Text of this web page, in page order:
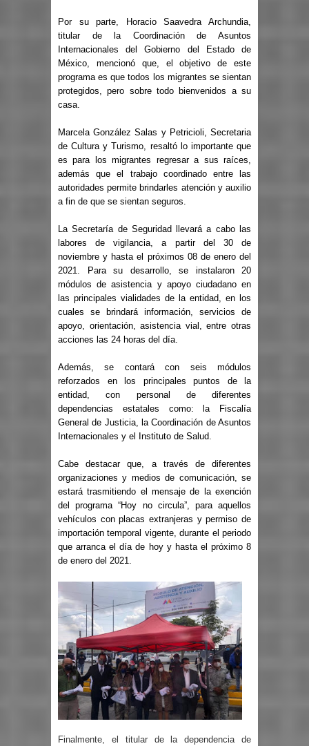
Por su parte, Horacio Saavedra Archundia,
titular de la Coordinación de Asuntos
Internacionales del Gobierno del Estado de
México, mencionó que, el objetivo de este
programa es que todos los migrantes se sientan
protegidos, pero sobre todo bienvenidos a su
casa.
Marcela González Salas y Petricioli, Secretaria
de Cultura y Turismo, resaltó lo importante que
es para los migrantes regresar a sus raíces,
además que el trabajo coordinado entre las
autoridades permite brindarles atención y auxilio
a fin de que se sientan seguros.
La Secretaría de Seguridad llevará a cabo las
labores de vigilancia, a partir del 30 de
noviembre y hasta el próximos 08 de enero del
2021. Para su desarrollo, se instalaron 20
módulos de asistencia y apoyo ciudadano en
las principales vialidades de la entidad, en los
cuales se brindará información, servicios de
apoyo, orientación, asistencia vial, entre otras
acciones las 24 horas del día.
Además, se contará con seis módulos
reforzados en los principales puntos de la
entidad, con personal de diferentes
dependencias estatales como: la Fiscalía
General de Justicia, la Coordinación de Asuntos
Internacionales y el Instituto de Salud.
Cabe destacar que, a través de diferentes
organizaciones y medios de comunicación, se
estará trasmitiendo el mensaje de la exención
del programa “Hoy no circula”, para aquellos
vehículos con placas extranjeras y permiso de
importación temporal vigente, durante el periodo
que arranca el día de hoy y hasta el próximo 8
de enero del 2021.
Finalmente, el titular de la dependencia de